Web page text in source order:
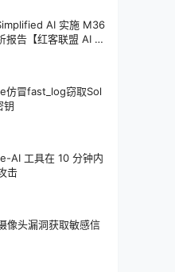
AI 实施 M36
报告【红客联盟 AI 分
仿冒fast_log窃取Sol
钥
AI 工具在 10 分钟内
击
像头漏洞获取敏感信